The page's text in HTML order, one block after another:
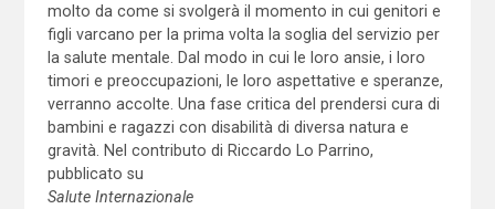
molto da come si svolgerà il momento in cui genitori e
figli varcano per la prima volta la soglia del servizio per
la salute mentale. Dal modo in cui le loro ansie, i loro
timori e preoccupazioni, le loro aspettative e speranze,
verranno accolte. Una fase critica del prendersi cura di
bambini e ragazzi con disabilità di diversa natura e
gravità. Nel contributo di Riccardo Lo Parrino,
pubblicato su
Salute Internazionale